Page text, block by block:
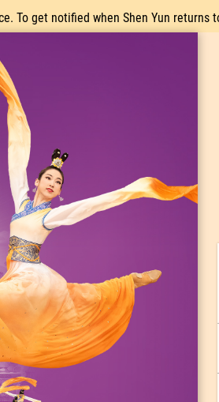
To get notified when Shen Yun returns